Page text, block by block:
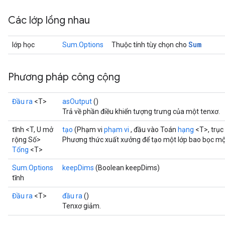
Các lớp lồng nhau
lớp học Sum.Options Thuộc tính tùy chọn cho Sum
Phương pháp công cộng
Đầu ra <T> asOutput()
Trả về phần điều khiển tượng trưng của một tenxơ.
tĩnh <T, U mở
rộng Số>
Tổng <T>
tạo (Phạm vi phạm vi , đầu vào Toán hạng <T>, trục
Phương thức xuất xưởng để tạo một lớp bao bọc
Sum.Options
tĩnh
keepDims (Boolean keepDims)
Đầu ra <T> đầu ra ()
Tenxơ giảm.